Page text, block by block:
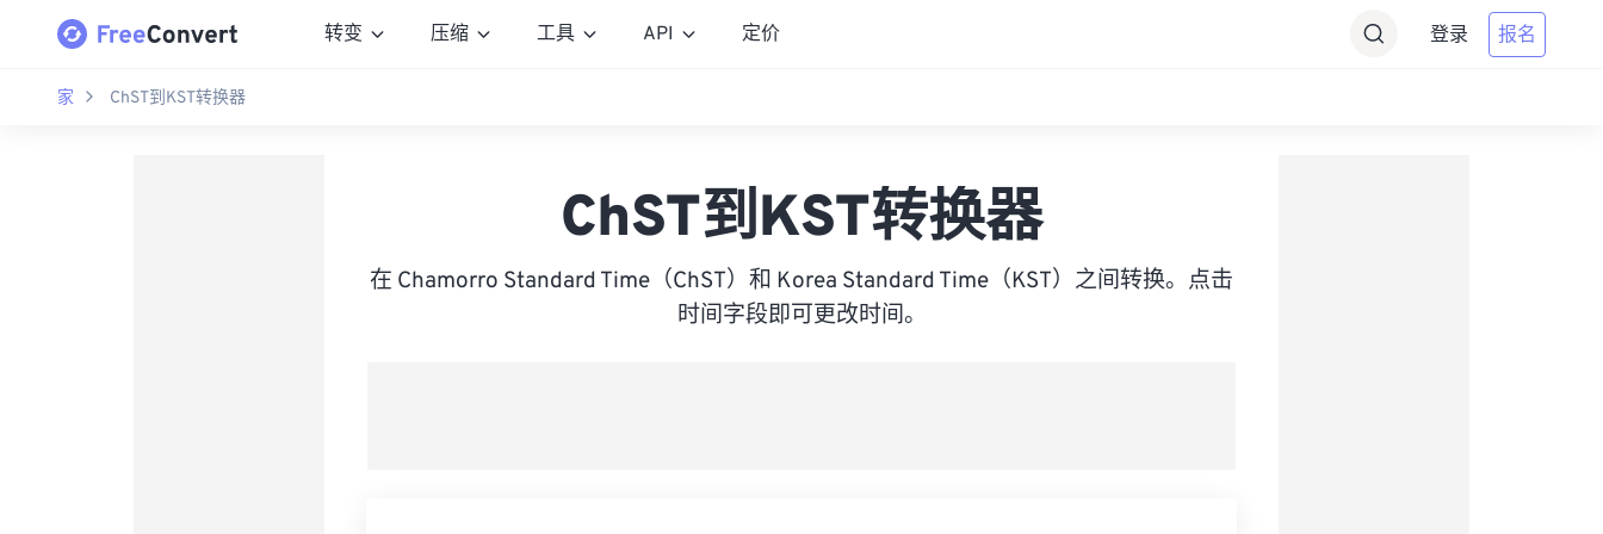
转变 压缩 工具 API 定价 登录 报名
家 ChST到KST转换器
ChST到KST转换器
在 Chamorro Standard Time（ChST）和 Korea Standard Time（KST）之间转换。点击
时间字段即可更改时间。